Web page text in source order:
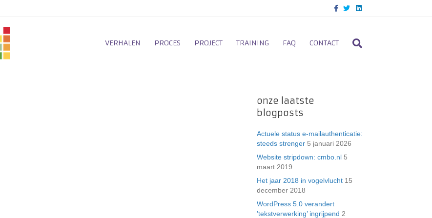
c
o
o
T
i
e
L
n
d
VERHALEN PROCES PROJECT TRAINING FAQ CONTACT
onze laatste
blogposts
Actuele status e-mailauthenticatie:
steeds strenger 5 januari 2026
Website stripdown: cmbo.nl 5
maart 2019
Het jaar 2018 in vogelvlucht 15
december 2018
WordPress 5.0 verandert
’tekstverwerking’ ingrijpend 2